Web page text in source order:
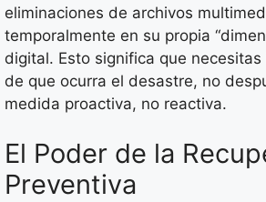
eliminaciones de archivos
temporalmente en su propia
digital. Esto significa que necesitas
de que ocurra el desastre, no
medida proactiva, no reactiva.
El Poder de la
Preventiva